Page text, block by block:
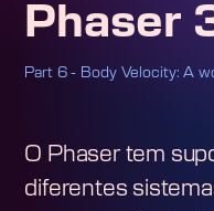
Phaser
Part 6 - Body Velocity: A
O Phaser tem
diferentes